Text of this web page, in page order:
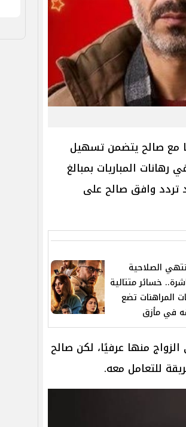
مع صالح يتضمن تسهيل
المباريات بمبالغ
تردد وافق صالح على
الصلاحية
خسائر متتالية
المراهنات تضع
في مأزق
منها عرفيًا، لكن صالح
للتعامل معه.